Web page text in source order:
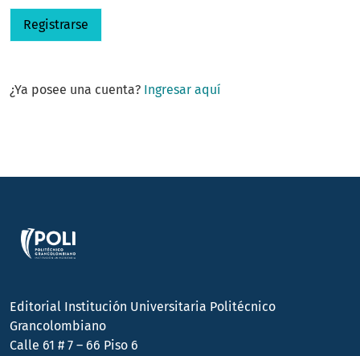
Registrarse
¿Ya posee una cuenta? Ingresar aquí
Editorial Institución Universitaria Politécnico
Grancolombiano
Calle 61 # 7 – 66 Piso 6